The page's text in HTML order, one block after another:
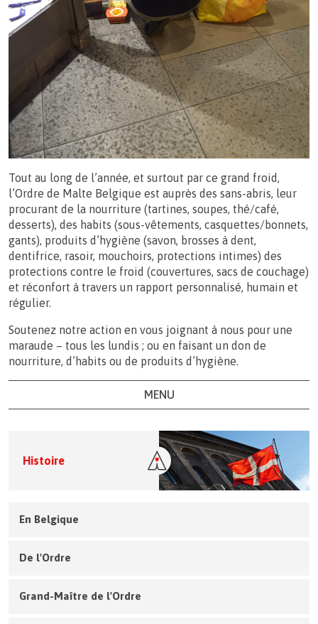
Tout au long de l’année, et surtout par ce grand froid,
l’Ordre de Malte Belgique est auprès des sans-abris, leur
procurant de la nourriture (tartines, soupes, thé/café,
desserts), des habits (sous-vêtements, casquettes/bonnets,
gants), produits d’hygiène (savon, brosses à dent,
dentifrice, rasoir, mouchoirs, protections intimes) des
protections contre le froid (couvertures, sacs de couchage)
et réconfort à travers un rapport personnalisé, humain et
régulier.
Soutenez notre action en vous joignant à nous pour une
maraude – tous les lundis ; ou en faisant un don de
nourriture, d’habits ou de produits d’hygiène.
MENU
Histoire
En Belgique
De l'Ordre
Grand-Maître de l'Ordre